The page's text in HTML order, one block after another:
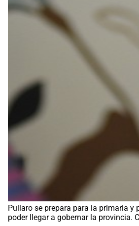
Pullaro se prepara para la primaria y
poder llegar a gobernar la provincia.